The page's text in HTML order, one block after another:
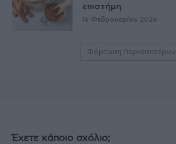
επιστήμη
16 Φεβρουαρίου 2026
Φόρτωση περισσοτέρων
Έχετε κάποιο σχόλιο;